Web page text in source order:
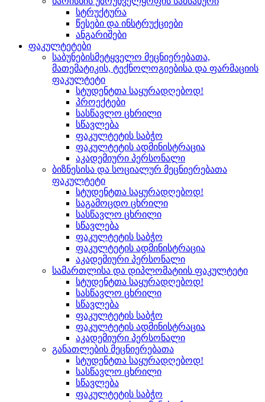
სტრუქტურა
წესები და ინსტრუქციები
ანგარიშები
ფაკულტეტები
საბუნებისმეტყველო მეცნიერებათა,
მათემატიკის, ტექნოლოგიებისა და ფარმაციის
ფაკულტეტი
სტუდენტთა საყურადღებოდ!
პროექტები
სასწავლო ცხრილი
სწავლება
ფაკულტეტის საბჭო
ფაკულტეტის ადმინისტრაცია
აკადემიური პერსონალი
ბიზნესისა და სოციალურ მეცნიერებათა
ფაკულტეტი
სტუდენტთა საყურადღებოდ!
საგამოცდო ცხრილი
სასწავლო ცხრილი
სწავლება
ფაკულტეტის საბჭო
ფაკულტეტის ადმინისტრაცია
აკადემიური პერსონალი
სამართლისა და დიპლომატიის ფაკულტეტი
სტუდენტთა საყურადღებოდ!
სასწავლო ცხრილი
სწავლება
ფაკულტეტის საბჭო
ფაკულტეტის ადმინისტრაცია
აკადემიური პერსონალი
განათლების მეცნიერებათა
სტუდენტთა საყურადღებოდ!
სასწავლო ცხრილი
სწავლება
ფაკულტეტის საბჭო